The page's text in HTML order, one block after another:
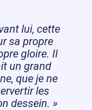
lui, cette
sa propre
gloire. Il
un grand
que je ne
les
dessein. »